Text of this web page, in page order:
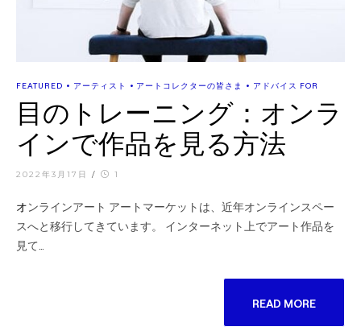
FEATURED • アーティスト • アートコレクターの皆さま • アドバイス FOR
目のトレーニング：オンラ
インで作品を見る方法
2022年3月17日 / 1
オンラインアート アートマーケットは、近年オンラインスペー
スへと移行してきています。 インターネット上でアート作品を
見て…
READ MORE